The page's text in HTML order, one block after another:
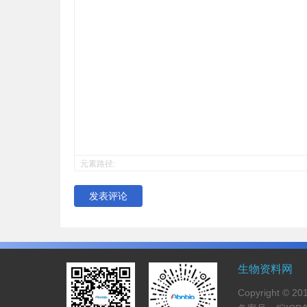
元素路径:
发表评论
生物资料网
Copyright ©